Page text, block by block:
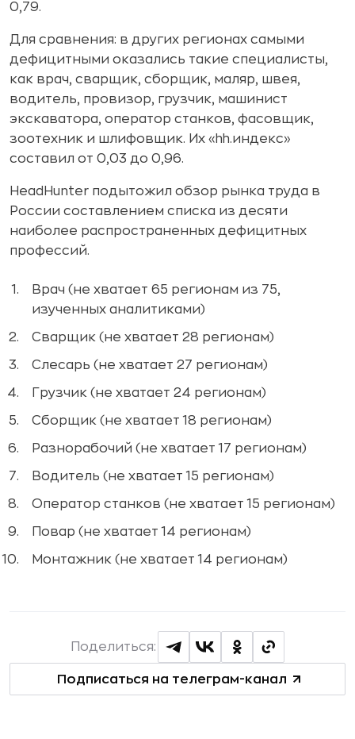
0,79.
Для сравнения: в других регионах самыми
дефицитными оказались такие специалисты,
как врач, сварщик, сборщик, маляр, швея,
водитель, провизор, грузчик, машинист
экскаватора, оператор станков, фасовщик,
зоотехник и шлифовщик. Их «hh.индекс»
составил от 0,03 до 0,96.
HeadHunter подытожил обзор рынка труда в
России составлением списка из десяти
наиболее распространенных дефицитных
профессий.
Врач (не хватает 65 регионам из 75,
изученных аналитиками)
Сварщик (не хватает 28 регионам)
Слесарь (не хватает 27 регионам)
Грузчик (не хватает 24 регионам)
Сборщик (не хватает 18 регионам)
Разнорабочий (не хватает 17 регионам)
Водитель (не хватает 15 регионам)
Оператор станков (не хватает 15 регионам)
Повар (не хватает 14 регионам)
Монтажник (не хватает 14 регионам)
Подписаться на телеграм-канал
Поделиться: